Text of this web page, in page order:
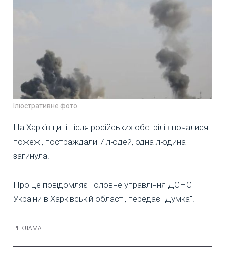
Ілюстративне фото
На Харківщині після російських обстрілів почалися
пожежі, постраждали 7 людей, одна людина
загинула.
Про це повідомляє Головне управління ДСНС
України в Харківській області, передає "Думка".